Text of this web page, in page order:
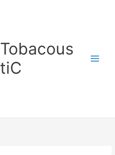
Tobacous
tiC